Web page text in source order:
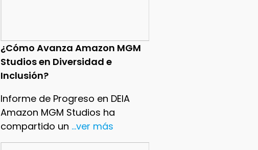
¿Cómo Avanza Amazon MGM
Studios en Diversidad e
Inclusión?
Informe de Progreso en DEIA
Amazon MGM Studios ha
compartido un ...ver más